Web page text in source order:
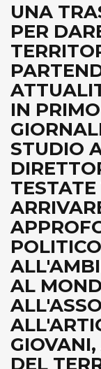
UNA
PER
IN
STUDIO
AL
DEL